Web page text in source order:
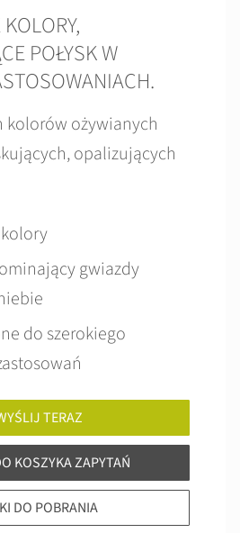
POŁYSK W
kolorów ożywianych
opalizujących
kolory
gwiazdy
do szerokiego
TERAZ
KOSZYKA ZAPYTAŃ
DO POBRANIA